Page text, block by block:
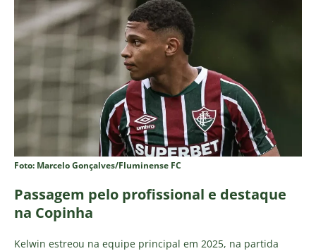
Foto: Marcelo Gonçalves/Fluminense FC
Passagem pelo profissional e destaque
na Copinha
Kelwin estreou na equipe principal em 2025, na partida